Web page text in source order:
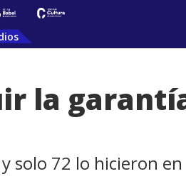
la
solo 72 lo hicieron en